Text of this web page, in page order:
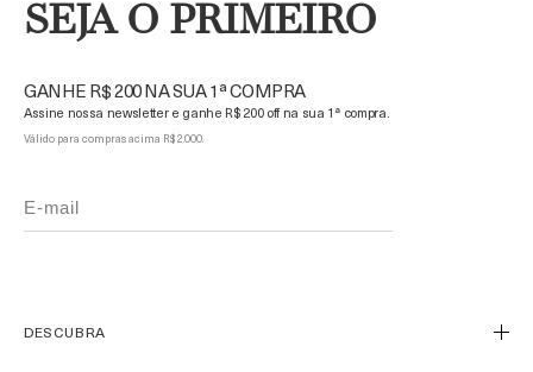
SEJA O PRIMEIRO
GANHE R$ 200 NA SUA 1ª COMPRA
Assine nossa newsletter e ganhe R$ 200 off na sua 1ª compra.
Válido para compras acima R$ 2.000.
DESCUBRA